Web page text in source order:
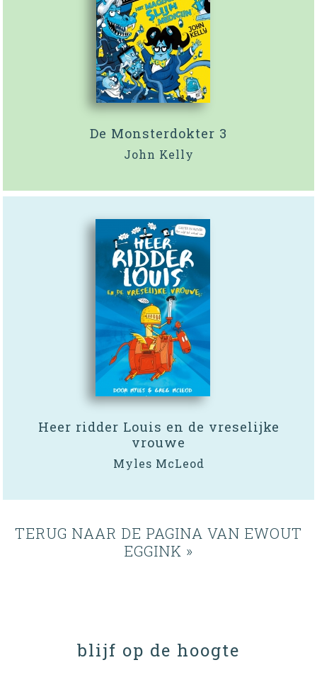
De Monsterdokter 3
John Kelly
Heer ridder Louis en de vreselijke
vrouwe
Myles McLeod
TERUG NAAR DE PAGINA VAN EWOUT
EGGINK »
blijf op de hoogte